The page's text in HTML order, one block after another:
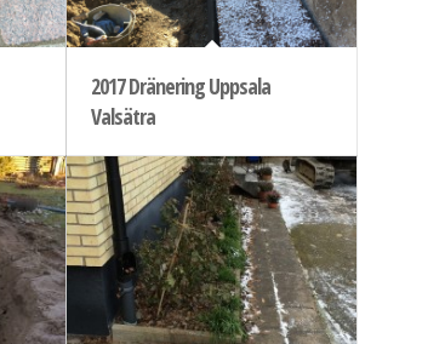
2017 Dränering Uppsala
Valsätra